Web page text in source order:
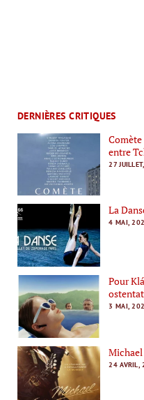
DERNIÈRES CRITIQUES
entre
27
La
4 MAI,
Pour
3 MAI,
Michael
24 AVRIL,